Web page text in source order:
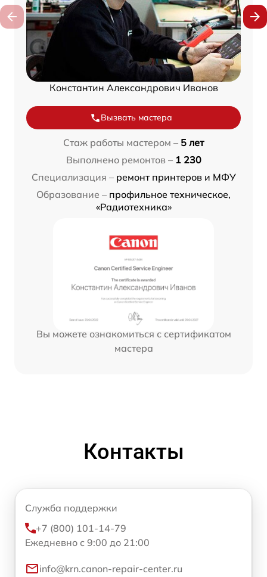
Константин Александрович Иванов
Вызвать мастера
Стаж работы мастером – 5 лет
Выполнено ремонтов – 1 230
Специализация – ремонт принтеров и МФУ
Образование – профильное техническое,
«Радиотехника»
Вы можете ознакомиться с сертификатом
мастера
Контакты
Служба поддержки
+7 (800) 101-14-79
Ежедневно с 9:00 до 21:00
info@krn.canon-repair-center.ru